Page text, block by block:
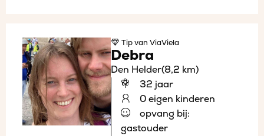
Tipvan ViaViela
Debra
Den Helder(8,2 km)
32 jaar
0 eigen kinderen
opvang bij:
gastouder